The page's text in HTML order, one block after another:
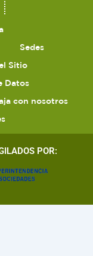
Sedes
Sitio
Datos
con nosotros
POR: